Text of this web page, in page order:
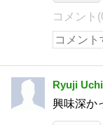
コメント
Ryuji
興味深か